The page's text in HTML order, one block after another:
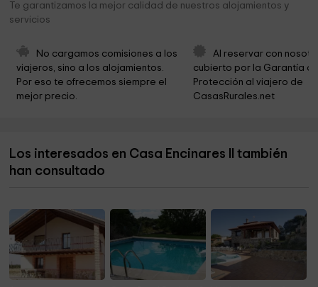
San Vicente
Carmelitas Misioneras Provincia de Santa Teresa
de Jesús Curia Provincial
4,8 km
Carmelitas Misioneras
Te garantizamos la mejor calidad de nuestros alojamientos y
servicios
No cargamos comisiones a los
viajeros, sino a los alojamientos.
Por eso te ofrecemos siempre el
mejor precio.
Al reservar con
cubierto por la Garantía
Protección al viajero de
CasasRurales.net
Los interesados en Casa Encinares II también
han consultado